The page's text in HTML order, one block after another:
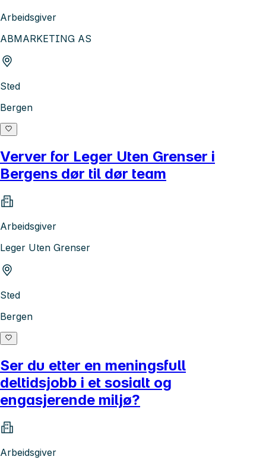
Arbeidsgiver
ABMARKETING AS
Sted
Bergen
Verver for Leger Uten Grenser i
Bergens dør til dør team
Arbeidsgiver
Leger Uten Grenser
Sted
Bergen
Ser du etter en meningsfull
deltidsjobb i et sosialt og
engasjerende miljø?
Arbeidsgiver